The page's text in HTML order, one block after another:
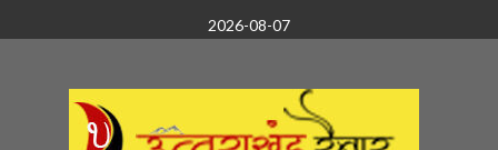
to
2026-08-07